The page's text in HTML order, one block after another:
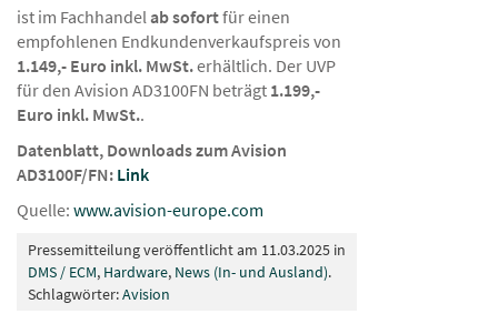
ist im Fachhandelab sofortfür einen
empfohlenen Endkundenverkaufspreis von
1.149,- Euro inkl. MwSt.erhältlich. Der UVP
für den Avision AD3100FN beträgt 1.199,-
Euro inkl. MwSt..
Datenblatt, Downloads zum Avision
AD3100F/FN: Link
Quelle: www.avision-europe.com
Pressemitteilung veröffentlicht am 11.03.2025 in
DMS / ECM, Hardware, News (In- und Ausland).
Schlagwörter:Avision